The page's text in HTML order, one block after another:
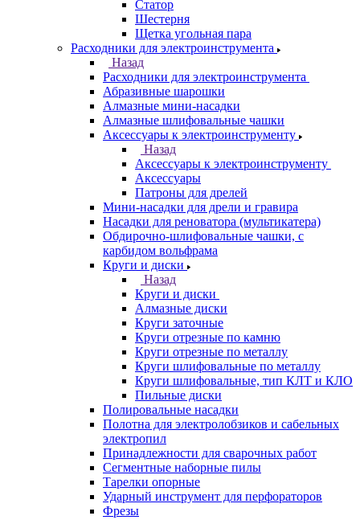
Статор
Шестерня
Щетка угольная пара
Расходники для электроинструмента
Назад
Расходники для электроинструмента
Абразивные шарошки
Алмазные мини-насадки
Алмазные шлифовальные чашки
Аксессуары к электроинструменту
Назад
Аксессуары к электроинструменту
Аксессуары
Патроны для дрелей
Мини-насадки для дрели и гравира
Насадки для реноватора (мультикатера)
Обдирочно-шлифовальные чашки, с
карбидом вольфрама
Круги и диски
Назад
Круги и диски
Алмазные диски
Круги заточные
Круги отрезные по камню
Круги отрезные по металлу
Круги шлифовальные по металлу
Круги шлифовальные, тип КЛТ и КЛО
Пильные диски
Полировальные насадки
Полотна для электролобзиков и сабельных
электропил
Принадлежности для сварочных работ
Сегментные наборные пилы
Тарелки опорные
Ударный инструмент для перфораторов
Фрезы